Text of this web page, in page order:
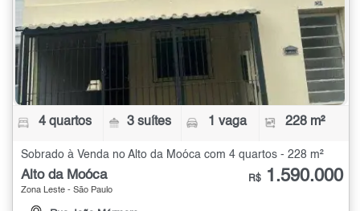
4 quartos 3 suítes 1 vaga 228 m²
Sobrado à Venda no Alto da Moóca com 4 quartos - 228 m²
Alto da Moóca
Zona Leste - São Paulo
R$ 1.590.000